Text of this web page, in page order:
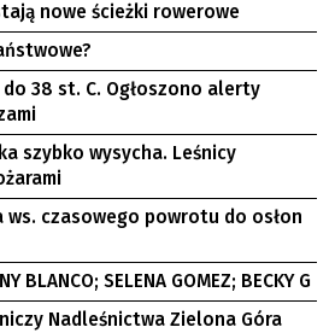
nowe ścieżki rowerowe
38 st. C. Ogłoszono alerty
szybko wysycha. Leśnicy
ws. czasowego powrotu do osłon
BLANCO; SELENA GOMEZ; BECKY G
Nadleśnictwa Zielona Góra